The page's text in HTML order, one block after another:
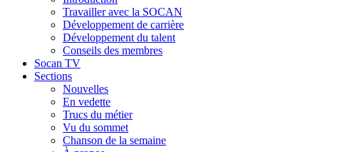
Travailler avec la SOCAN
Développement de carrière
Développement du talent
Conseils des membres
Socan TV
Sections
Nouvelles
En vedette
Trucs du métier
Vu du sommet
Chanson de la semaine